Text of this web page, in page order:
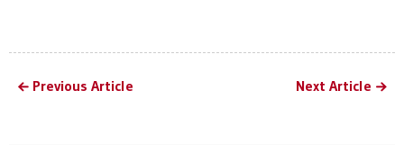
Previous Article Next Article